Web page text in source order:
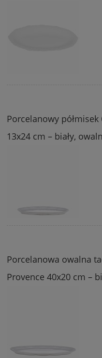
Porcelanowy
13x24 cm – biały,
Porcelanowa owalna
Provence 40x20 cm –